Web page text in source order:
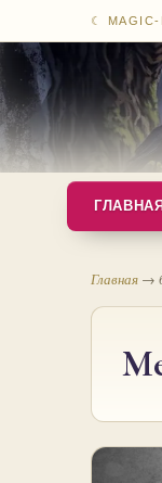
☾ MAGIC-
ГЛАВНАЯ
Главная →